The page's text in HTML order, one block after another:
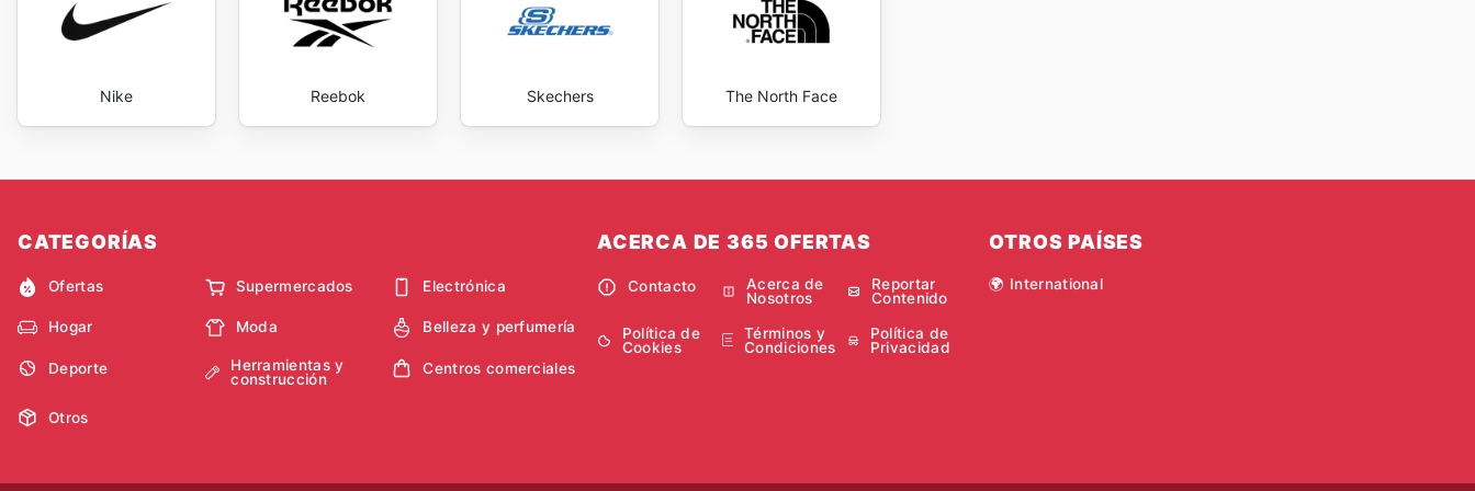
Nike Reebok Skechers The North Face
CATEGORÍAS
Ofertas Supermercados Electrónica
Hogar Moda Belleza y perfumería
Deporte
Herramientas y
construcción
Centros comerciales
Otros
ACERCA DE 365 OFERTAS
Contacto
Acerca de
Nosotros
Reportar
Contenido
Política de
Cookies
Términos y
Condiciones
Política de
Privacidad
OTROS PAÍSES
🌍 International